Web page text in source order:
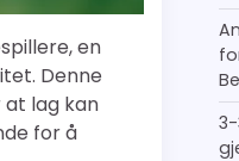
en
Denne
at lag kan
for å